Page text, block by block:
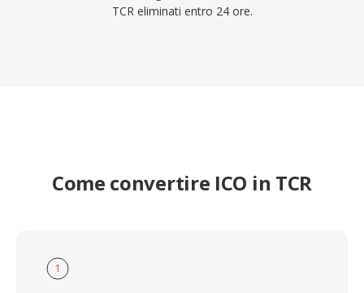
TCR eliminati entro 24 ore.
Come convertire ICO in TCR
1